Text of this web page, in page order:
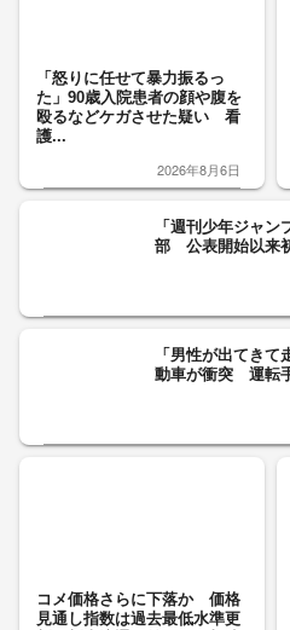
「怒りに任せて暴力振るっ
た」90歳入院患者の顔や腹を
殴るなどケガさせた疑い 看
護...
2026年8月6日
「週刊少年ジャ
部 公表開始以来
「男性が出てき
動車が衝突 運転
コメ価格さらに下落か 価格
見通し指数は過去最低水準更